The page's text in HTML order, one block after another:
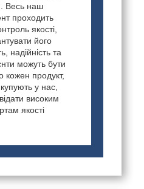
Весь наш
проходить
якості,
його
надійність та
можуть бути
кожен продукт,
у нас,
високим
якості